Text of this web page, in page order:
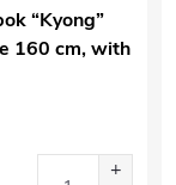
“Kyong”
160 cm, with